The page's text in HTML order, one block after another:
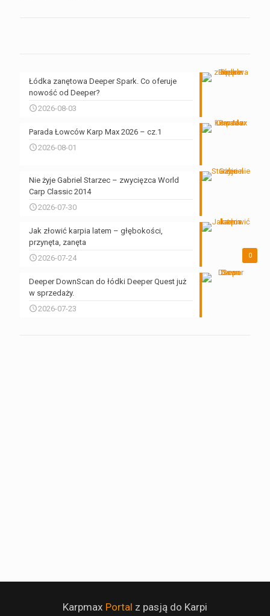
Łódka zanętowa Deeper Spark. Co oferuje
nowość od Deeper?
2026-08-03
Parada Łowców Karp Max 2026 – cz.1
2026-08-01
Nie żyje Gabriel Starzec – zwycięzca World
Carp Classic 2014
2026-07-30
0
Jak złowić karpia latem – głębokości,
przynęta, zanęta
2026-07-24
Deeper DownScan do łódki Deeper Quest już
w sprzedaży.
2026-07-23
Karpmax Portal z pasją do Karpi